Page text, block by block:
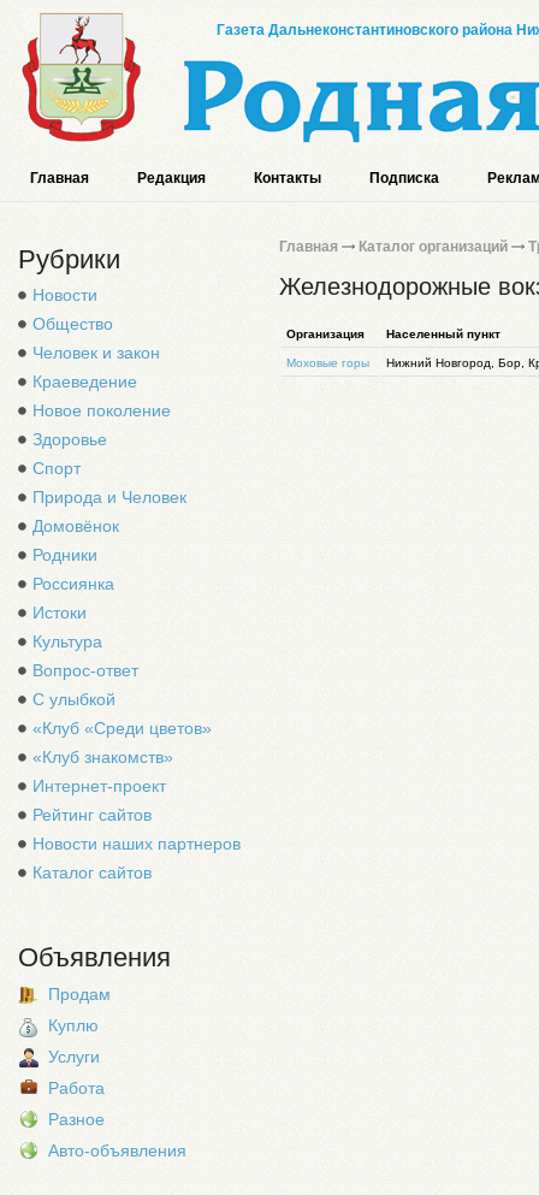
Газета Дальнеконстантиновского района
Главная Редакция Контакты Подписка
Рубрики
Новости
Общество
Человек и закон
Краеведение
Новое поколение
Здоровье
Спорт
Природа и Человек
Домовёнок
Родники
Россиянка
Истоки
Культура
Вопрос-ответ
С улыбкой
«Клуб «Среди цветов»
«Клуб знакомств»
Интернет-проект
Рейтинг сайтов
Новости наших партнеров
Каталог сайтов
Объявления
Продам
Куплю
Услуги
Работа
Разное
Авто-объявления
Главная Каталог организаций
Железнодорожные
Организация Населенный пункт
Моховые горы Нижний Новгород, Бор,